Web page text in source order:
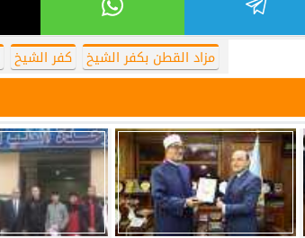
مزاد القطن بكفر الشيخ كفر الشيخ